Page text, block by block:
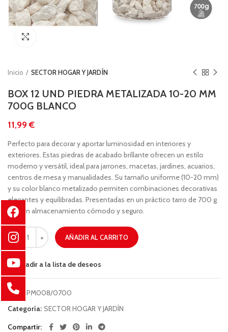
Inicio SECTOR HOGAR Y JARDÍN
BOX 12 UND PIEDRA METALIZADA 10-20 MM
700G BLANCO
€
Perfecto para decorar y aportar luminosidad en interiores y
exteriores. Estas piedras de acabado brillante ofrecen un estilo
moderno y versátil, ideal para jarrones, macetas, jardines, acuarios,
centros de mesa y manualidades. Su tamaño uniforme (10-20 mm)
y su color blanco metalizado permiten combinaciones decorativas
elegantes y equilibradas. Presentadas en un práctico tarro de 700 g
para un almacenamiento cómodo y seguro.
AÑADIR AL CARRITO
Añadir a la lista de deseos
COD: PM008/0700
Categoría: SECTOR HOGAR Y JARDÍN
Compartir